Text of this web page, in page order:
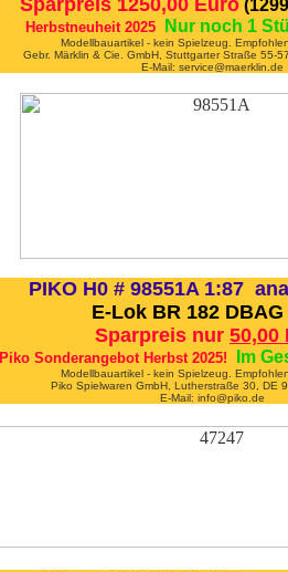
Sparpreis 1250,00 Euro
Herbstneuheit 2025 Nur noch 1
Modellbauartikel - kein Spielzeug.
Gebr. Märklin & Cie. GmbH, Stuttgarter Straße 55-
E-Mail: service@maerklin.de
PIKO H0 # 98551A 1:87
E-Lok BR 182 DBAG
Sparpreis nur 50,00
Piko Sonderangebot Herbst 2025! Im
Modellbauartikel - kein Spielzeug.
Piko Spielwaren GmbH, Lutherstraße 30, DE
E-Mail: info@piko.de